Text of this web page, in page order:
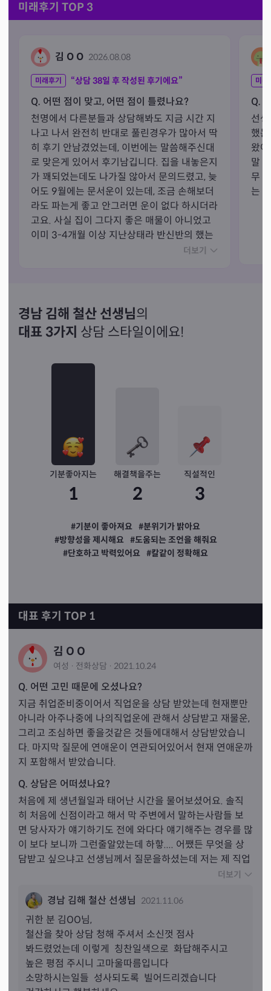
미래후기 TOP 3
김 O O 2026.08.08
미래후기 “상담38일 후 작성된 후기에요”
Q. 어떤 점이 맞고, 어떤 점이 틀렸나요?
천명에서 다른분들과 상담해봐도 지금 시간 지
나고 나서 완전히 반대로 풀린경우가 많아서 딱
히 후기 안남겼었는데, 이번에는 말씀해주신대
로 맞은게 있어서 후기남깁니다. 집을 내놓은지
가 꽤되었는데도 나가질 않아서 문의드렸고, 늦
어도 9월에는 문서운이 있는데, 조금 손해보더
라도 파는게 좋고 안그러면 운이 없다 하시더라
고요. 사실 집이 그다지 좋은 매물이 아니었고
이미 3-4개월 이상 지난상태라 반신반의 했는
데 오늘 가계약금 받았고 아마 9월말이나 10
로 했습니다. 마냥 좋은 이야기먼 하거나 무작
정 안된다거나 뜬구름 잡는 이야기가 아니라 나
쁜 이야기도 솔직하게 해주셔서 좋았어요.
더보기
미래
Q.
선
했
왔
말
무
는
경남 김해 철산 선생님의
대표 3가지 상담 스타일이에요!
기분좋아지는
1
해결책을주는
2
직설적인
3
#기분이 좋아져요 #분위기가 밝아요
#방향성을 제시해요 #도움되는 조언을 해줘요
#단호하고 박력있어요 #칼같이 정확해요
대표 후기 TOP 1
김 O O
여성 · 전화상담 · 2021.10.24
Q. 어떤 고민 때문에 오셨나요?
지금 취업준비중이어서 직업운을 상담 받았는데 현재뿐만
아니라 아주나중에 나의직업운에 관해서 상담받고 재물운,
그리고 조심하면 좋을것같은 것들에대해서 상담받았습니
다. 마지막 질문에 연애운이 연관되어있어서 현재 연애운까
지 포함해서 받았습니다.
Q. 상담은 어떠셨나요?
처음에 제 생년월일과 태어난 시간을 물어보셨어요. 솔직
히 처음에 신점이라고 해서 막 주변에서 말하는사람들 보
면 당사자가 얘기하기도 전에 와다다 얘기해주는 경우를 많
이 보다 보니까 그런줄알았는데 하핳.... 어쨌든 무엇을 상
담받고 싶으냐고 선생님께서 질문을하셨는데 저는 제 직업
운과 재물운 그리고 앞으로 조심해야될것들을 답하였어요.
은 아니라고 말씀해주시고 12월이나 1월에 하게된다면 아
주 오래 일할거라고 말씀해주셨어요. (제발 그랬으면 좋겠
어요...ㅜㅜㅜ)그리고 재물운은 30대 중후반이면 돈이 모일
거라고 하시고 집도 40대 초반이면 살수있다고 말씀해주
셨어요.. 정말 말씀대로 그랬으면 좋겠네요.
분이 제가 조심해야될 부분에 대해서도 상담을 받았느데 1.
더보기
경남 김해 철산 선생님 2021.11.06
귀한 분 김OO님,
철산을 찾아 상담 청해 주셔서 소신껏 점사
봐드렸었는데 이렇게  칭찬일색으로  화답해주시고
높은 평점 주시니 고마울따름입니다
소망하시는일들  성사되도록  빌어드리겠습니다